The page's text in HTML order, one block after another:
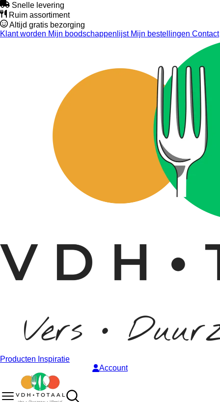
Snelle levering
Ruim assortiment
Altijd gratis bezorging
Klant worden Mijn boodschappenlijstMijn bestellingen Contact
Producten Inspiratie
Account